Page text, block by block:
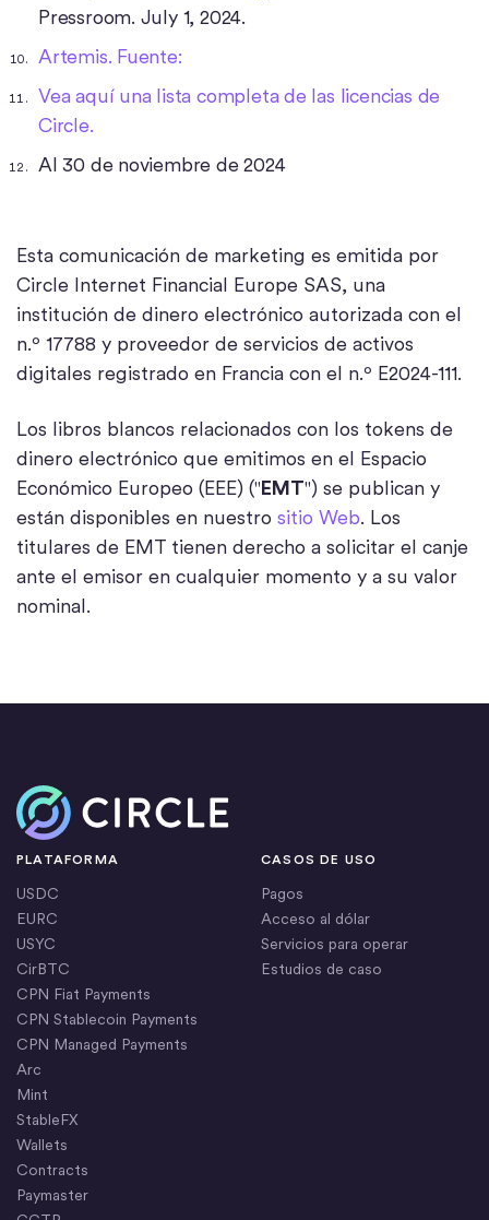
Pressroom. July 1, 2024.
Artemis. Fuente:
Vea aquí una lista completa de las licencias de
Circle.
Al 30 de noviembre de 2024
Esta comunicación de marketing es emitida por
Circle Internet Financial Europe SAS, una
institución de dinero electrónico autorizada con el
n.º 17788 y proveedor de servicios de activos
digitales registrado en Francia con el n.º E2024-111.
Los libros blancos relacionados con los tokens de
dinero electrónico que emitimos en el Espacio
Económico Europeo (EEE) ("EMT") se publican y
están disponibles en nuestro sitio Web. Los
titulares de EMT tienen derecho a solicitar el canje
ante el emisor en cualquier momento y a su valor
nominal.
Inicio
PLATAFORMA
USDC
EURC
USYC
CirBTC
CPN Fiat Payments
CPN Stablecoin Payments
CPN Managed Payments
Arc
Mint
StableFX
Wallets
Contracts
Paymaster
CASOS DE USO
Pagos
Acceso al dólar
Servicios para operar
Estudios de caso